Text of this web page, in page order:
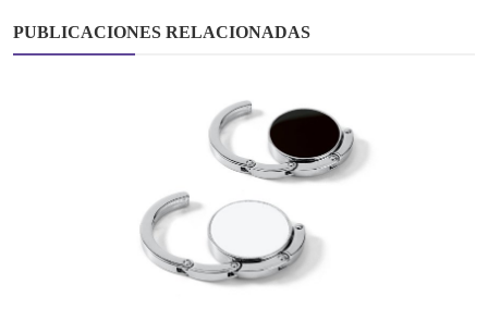
PUBLICACIONES RELACIONADAS